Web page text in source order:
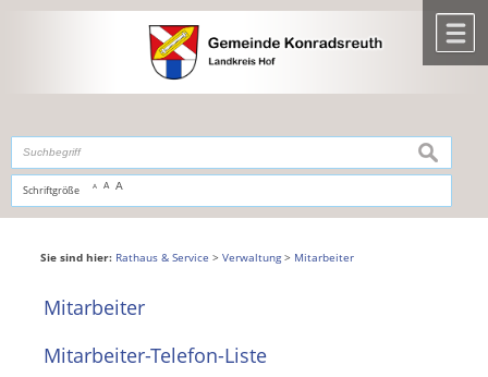
,zur Navigationoderzur Startseitespringen.
Schriftgröße A A A
suchen
Sie sind hier: Rathaus & Service > Verwaltung> Mitarbeiter
Mitarbeiter
Mitarbeiter-Telefon-Liste